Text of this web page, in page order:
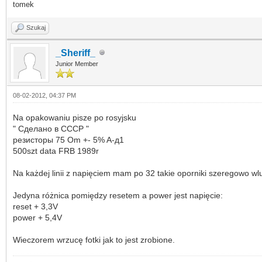
tomek
Szukaj
_Sheriff_
Junior Member
08-02-2012, 04:37 PM
Na opakowaniu pisze po rosyjsku
" Сделано в CCCP "
резисторы 75 Om +- 5% A-д1
500szt data FRB 1989r
Na każdej linii z napięciem mam po 32 takie oporniki szeregowo
Jedyna różnica pomiędzy resetem a power jest napięcie:
reset + 3,3V
power + 5,4V
Wieczorem wrzucę fotki jak to jest zrobione.